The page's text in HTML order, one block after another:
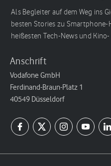
Als Begleiter auf dem Weg ins
besten Stories zu
heißesten Tech-News und
Anschrift
Vodafone GmbH
Ferdinand-Braun-Platz 1
40549 Düsseldorf